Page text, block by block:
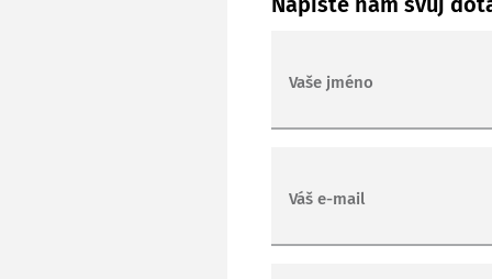
Vaše jméno
Váš e-mail